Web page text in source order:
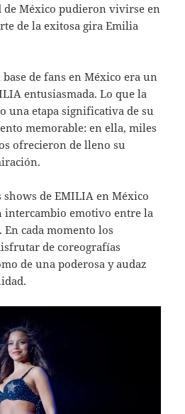
de México pudieron vivirse en
de la exitosa gira Emilia
de fans en México era un
entusiasmada. Lo que la
una etapa significativa de su
memorable: en ella, miles
ofrecieron de lleno su
de EMILIA en México
emotivo entre la
cada momento los
de coreografías
de una poderosa y audaz